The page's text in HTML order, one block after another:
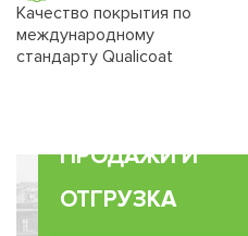
Качество покрытия по
международному
стандарту Qualicoat
ПРОДАЖИ И
ОТГРУЗКА